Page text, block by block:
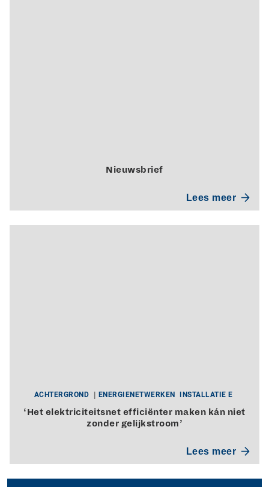
Nieuwsbrief
Lees meer
ACHTERGROND ENERGIENETWERKEN INSTALLATIE E
‘Het elektriciteitsnet efficiënter maken kán niet
zonder gelijkstroom’
Lees meer